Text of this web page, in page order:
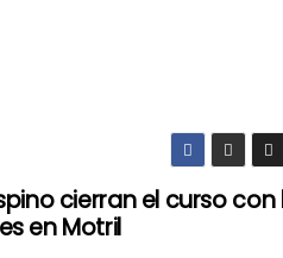
cierran el curso
en Motril